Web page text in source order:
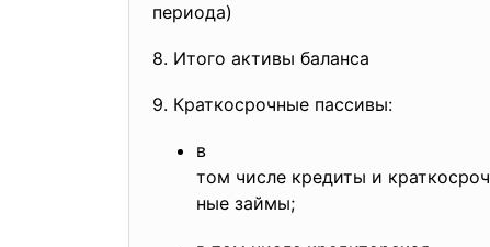
периода)
8. Итого активы баланса
9. Краткосрочные пассивы:
в
том числе кредиты и краткосроч
ные займы;